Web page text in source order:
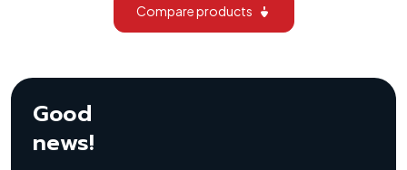
Compare products
Good
news!